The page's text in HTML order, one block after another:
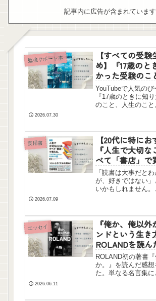
記事内に広告が含まれています
勉強サポート本
【すべての受
め】『17歳のと
かった受験のこ
こと。』びーや
感想
YouTubeで人気の
『17歳のときに知
のこと、人生のこと
理解や将来のキャリ
え方が分かりやすく
です。
2026.07.30
実用書
【20代に特にお
『人生で大切
べて「書店」で
千田琢哉を読ん
「読書は大事だと
が、好きではない
いかもしれません
しければいいんで
人生の予習をしま
2026.07.09
エッセイ
『俺か、俺以
ンドという生き
ROLANDを読ん
ROLAND初の著書
か。』を読んだ感想
た。単なる名言集
2026.06.11